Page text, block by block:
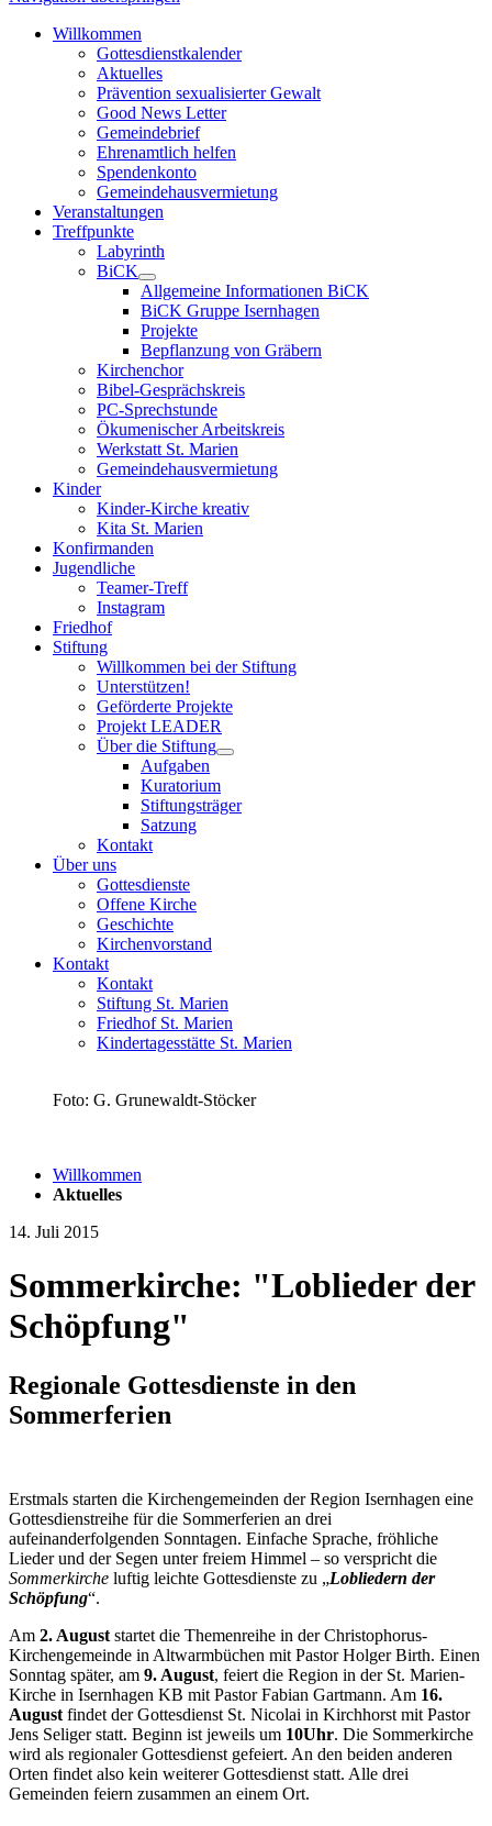
Willkommen
Gottesdienstkalender
Aktuelles
Prävention sexualisierter Gewalt
Good News Letter
Gemeindebrief
Ehrenamtlich helfen
Spendenkonto
Gemeindehausvermietung
Veranstaltungen
Treffpunkte
Labyrinth
BiCK
Allgemeine Informationen BiCK
BiCK Gruppe Isernhagen
Projekte
Bepflanzung von Gräbern
Kirchenchor
Bibel-Gesprächskreis
PC-Sprechstunde
Ökumenischer Arbeitskreis
Werkstatt St. Marien
Gemeindehausvermietung
Kinder
Kinder-Kirche kreativ
Kita St. Marien
Konfirmanden
Jugendliche
Teamer-Treff
Instagram
Friedhof
Stiftung
Willkommen bei der Stiftung
Unterstützen!
Geförderte Projekte
Projekt LEADER
Über die Stiftung
Aufgaben
Kuratorium
Stiftungsträger
Satzung
Kontakt
Über uns
Gottesdienste
Offene Kirche
Geschichte
Kirchenvorstand
Kontakt
Kontakt
Stiftung St. Marien
Friedhof St. Marien
Kindertagesstätte St. Marien
Foto: G. Grunewaldt-Stöcker
Willkommen
Aktuelles
14. Juli 2015
Sommerkirche: "Loblieder der
Schöpfung"
Regionale Gottesdienste in den
Sommerferien
Erstmals starten die Kirchengemeinden der Region Isernhagen eine
Gottesdienstreihe für die Sommerferien an drei
aufeinanderfolgenden Sonntagen. Einfache Sprache, fröhliche
Lieder und der Segen unter freiem Himmel – so verspricht die
Sommerkirche luftig leichte Gottesdienste zu „Lobliedern der
Schöpfung“.
Am 2. August startet die Themenreihe in der Christophorus-
Kirchengemeinde in Altwarmbüchen mit Pastor Holger Birth. Einen
Sonntag später, am 9. August, feiert die Region in der St. Marien-
Kirche in Isernhagen KB mit Pastor Fabian Gartmann. Am 16.
August findet der Gottesdienst St. Nicolai in Kirchhorst mit Pastor
Jens Seliger statt. Beginn ist jeweils um 10Uhr. Die Sommerkirche
wird als regionaler Gottesdienst gefeiert. An den beiden anderen
Orten findet also kein weiterer Gottesdienst statt. Alle drei
Gemeinden feiern zusammen an einem Ort.